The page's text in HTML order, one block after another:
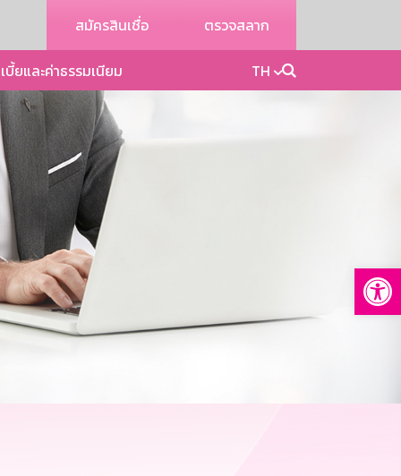
สมัครสินเชื่อ ตรวจสลาก
บี้ยและค่าธรรมเนียม TH